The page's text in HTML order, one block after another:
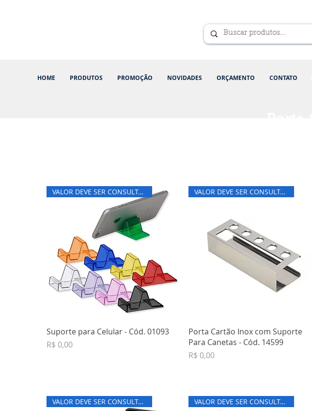
HOME PRODUTOS PROMOÇÃO NOVIDADES ORÇAMENTO CONTATO
VALOR DEVE SER CONSULTADO
Suporte para Celular - Cód. 01093
Preço
R$ 0,00
VALOR DEVE SER CONSULTADO
Porta Cartão Inox com Suporte
Para Canetas - Cód. 14599
Preço
R$ 0,00
VALOR DEVE SER CONSULTADO VALOR DEVE SER CONSULTADO